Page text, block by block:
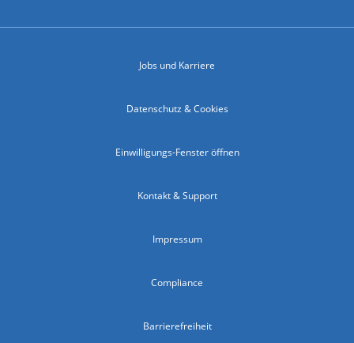
Jobs und Karriere
Datenschutz & Cookies
Einwilligungs-Fenster öffnen
Kontakt & Support
Impressum
Compliance
Barrierefreiheit